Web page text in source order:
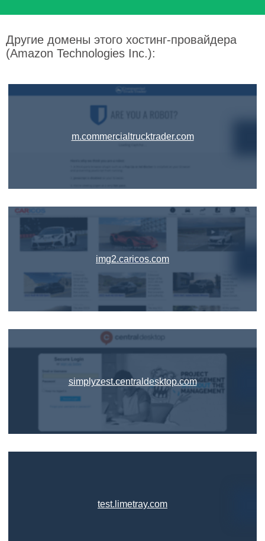
Другие домены этого хостинг-провайдера
(Amazon Technologies Inc.):
m.commercialtrucktrader.com
img2.caricos.com
simplyzest.centraldesktop.com
test.limetray.com